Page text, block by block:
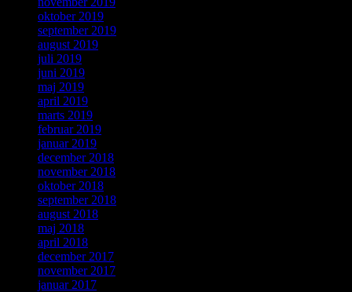
oktober 2019
september 2019
august 2019
juli 2019
juni 2019
maj 2019
april 2019
marts 2019
februar 2019
januar 2019
december 2018
november 2018
oktober 2018
september 2018
august 2018
maj 2018
april 2018
december 2017
november 2017
januar 2017